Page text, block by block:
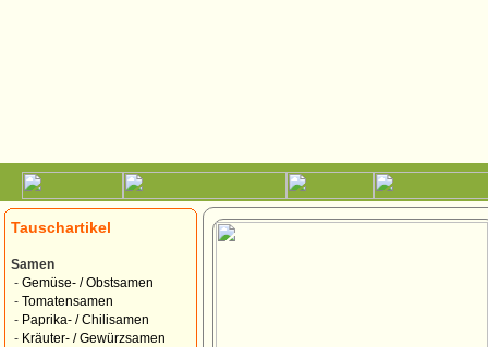
Tauschartikel
Samen
- Gemüse- / Obstsamen
- Tomatensamen
- Paprika- / Chilisamen
- Kräuter- / Gewürzsamen